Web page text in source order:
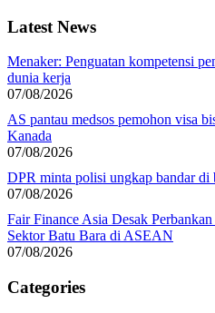
Latest News
Menaker: Penguatan kompetensi
dunia kerja
07/08/2026
AS pantau medsos pemohon visa
Kanada
07/08/2026
DPR minta polisi ungkap bandar
07/08/2026
Fair Finance Asia Desak
Sektor Batu Bara di ASEAN
07/08/2026
Categories